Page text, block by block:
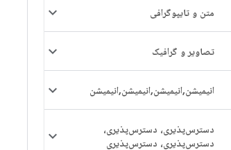
متن و تایپوگرافی
تصاویر و گرافیک
انیمیشن,انیمیشن,انیمیشن,انیمیشن
دسترس‌پذیری، دسترس‌پذیری،
دسترس‌پذیری، دسترس‌پذیری